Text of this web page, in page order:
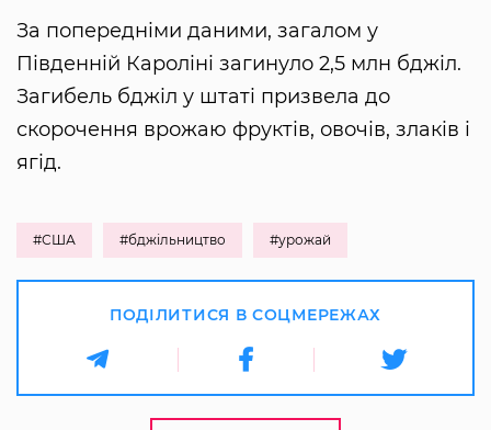
За попередніми даними, загалом у
Південній Кароліні загинуло 2,5 млн бджіл.
Загибель бджіл у штаті призвела до
скорочення врожаю фруктів, овочів, злаків і
ягід.
#США #бджільництво #урожай
ПОДІЛИТИСЯ В СОЦМЕРЕЖАХ